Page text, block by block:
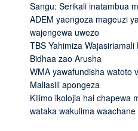
Sangu: Serikali inatambua
ADEM yaongoza mageuzi
wajengewa uwezo
TBS Yahimiza
Bidhaa zao Arusha
WMA yawafundisha watoto
Maliasili apongeza
Kilimo ikolojia hai chapewa
wataka wakulima